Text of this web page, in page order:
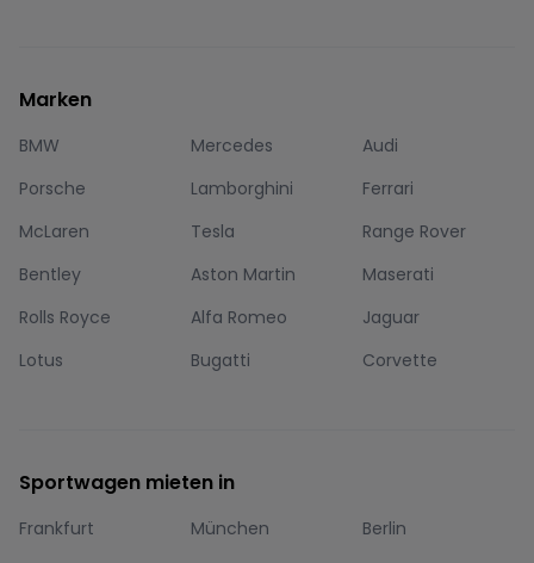
Marken
BMW Mercedes
Audi
Porsche
Lamborghini
Ferrari
McLaren
Tesla
Range Rover
Bentley
Aston Martin
Maserati
Rolls Royce
Alfa Romeo
Jaguar
Lotus
Bugatti Corvette
Sportwagen mieten in
Frankfurt München
Berlin